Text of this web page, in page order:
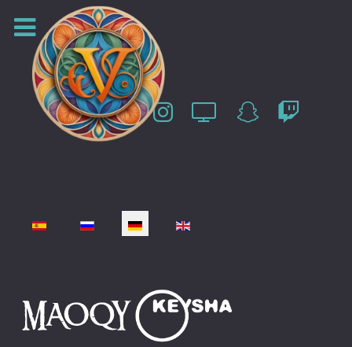
Sprache auswählen